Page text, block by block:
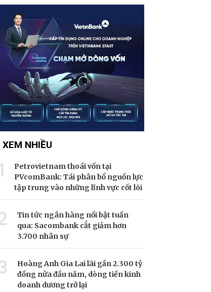
XEM NHIỀU
Petrovietnam thoái vốn tại
PVcomBank: Tái phân bổ nguồn lực
tập trung vào những lĩnh vực cốt lõi
Tin tức ngân hàng nổi bật tuần
qua: Sacombank cắt giảm hơn
3.700 nhân sự
Hoàng Anh Gia Lai lãi gần 2.300 tỷ
đồng nửa đầu năm, dòng tiền kinh
doanh dương trở lại